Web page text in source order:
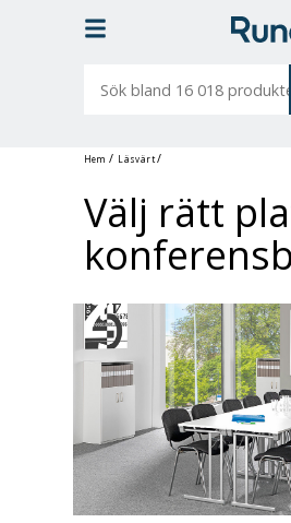
bland
Hem / Läsvärt /
Välj rätt